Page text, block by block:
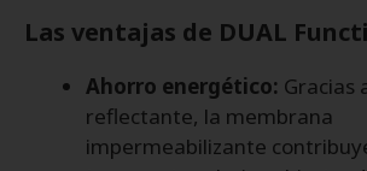
Las ventajas de DUAL
Ahorro energético: Gracias
reflectante, la membrana
impermeabilizante